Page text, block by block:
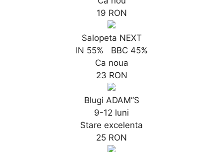
19 RON
Salopeta NEXT
IN 55% BBC 45%
Ca noua
23 RON
Blugi ADAM”S
9-12 luni
Stare excelenta
25 RON